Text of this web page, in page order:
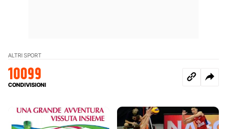
ALTRI SPORT
10099
CONDIVISIONI